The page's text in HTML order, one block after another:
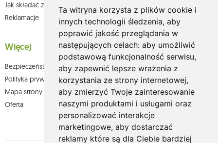
Ta witryna korzysta z plików cookie i
innych technologii śledzenia, aby
poprawić jakość przeglądania w
następujących celach: aby umożliwić
podstawową funkcjonalność serwisu,
aby zapewnić lepsze wrażenia z
korzystania ze strony internetowej,
aby zmierzyć Twoje zainteresowanie
naszymi produktami i usługami oraz
personalizować interakcje
marketingowe, aby dostarczać
reklamy które są dla Ciebie bardziej
Jak składać zamówienia w sklepie olium.pl?
Reklamacje
Więcej
Bezpieczeństwo płatności
Polityka prywatności
Mapa strony
Oferta